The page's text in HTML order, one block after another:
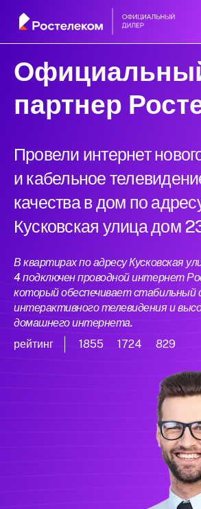
партнер
Провели интернет
и кабельное
качества в дом по
Кусковская улица дом
В квартирах по адресу Кусковская
4 подключен проводной интернет
который обеспечивает стабильный
интерактивного телевидения и
домашнего интернета.
рейтинг
1855 1724 829